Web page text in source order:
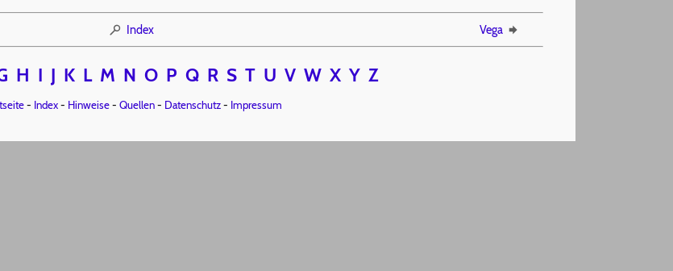
Index Vega
H I J K L M N O P Q R S T U V W X Y Z
- Index- Hinweise- Quellen- Datenschutz- Impressum